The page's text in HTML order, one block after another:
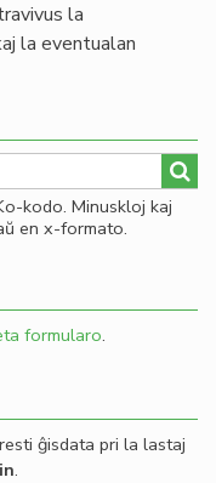
la
la eventualan
kodo. Minuskloj kaj
en x-formato.
formularo.
ĝisdata pri la lastaj
.